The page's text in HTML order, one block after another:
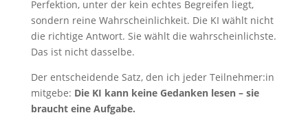
Perfektion, unter der kein echtes Begreifen liegt,
sondern reine Wahrscheinlichkeit. Die KI wählt nicht
die richtige Antwort. Sie wählt die wahrscheinlichste.
Das ist nicht dasselbe.
Der entscheidende Satz, den ich jeder Teilnehmer:in
mitgebe: Die KI kann keine Gedanken lesen – sie
braucht eine Aufgabe.